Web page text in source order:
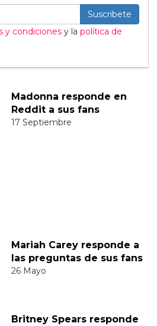
Suscribete
y condiciones y la política de
Madonna responde en
Reddit a sus fans
17 Septiembre
Mariah Carey responde a
las preguntas de sus fans
26 Mayo
Britney Spears responde